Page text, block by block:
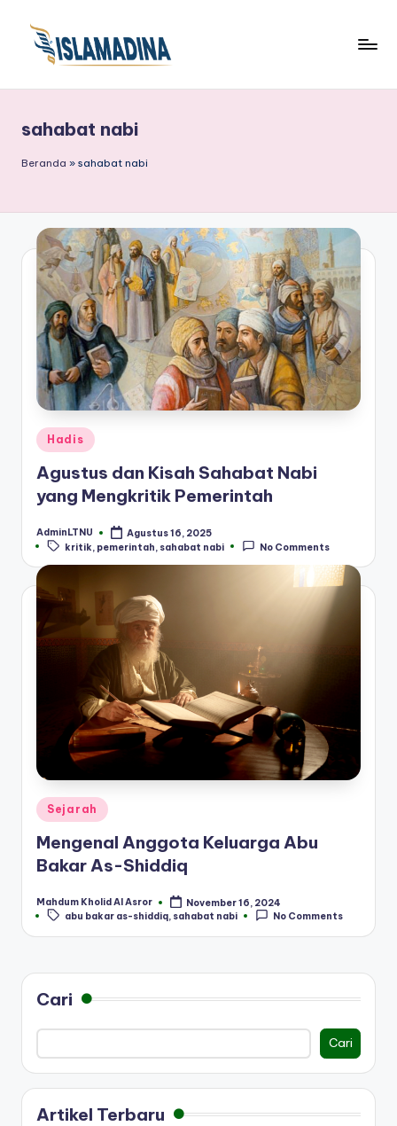
sahabat nabi
Beranda » sahabat nabi
Posted
in
Hadis
Agustus dan Kisah Sahabat Nabi
yang Mengkritik Pemerintah
Posted
by
AdminLTNU Agustus 16, 2025
Tags:
kritik pemerintah sahabat nabi No Comments
Posted
in
Sejarah
Mengenal Anggota Keluarga Abu
Bakar As-Shiddiq
Posted
by
Mahdum Kholid Al Asror November 16, 2024
Tags:
abu bakar as-shiddiq, sahabat nabi No Comments
Cari
Cari
Artikel Terbaru